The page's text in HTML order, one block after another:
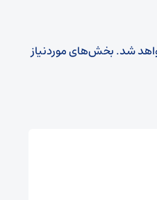
شد.بخش‌های موردنیاز